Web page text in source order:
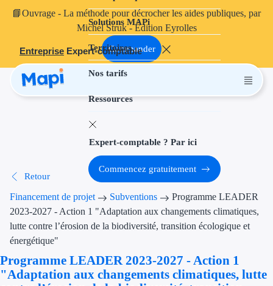
📘Ouvrage - La méthode pour décrocher les aides publiques, par
Michel Struk - Édition Eyrolles
Commander
Entreprise Expert-comptable
Solutions MAPi
Territoires
Nos tarifs
Ressources
Projets finançables
Aides à
Aides
Thématiques
Financement
Transition
Transition
Expert-comptable ? Par ici
Commencez gratuitement
Retour
Financement de projet Subventions
Programme LEADER
2023-2027 - Action 1 "Adaptation aux changements climatiques,
lutte contre l’érosion de la biodiversité, transition écologique et
énergétique"
Programme LEADER 2023-2027 - Action 1
"Adaptation aux changements climatiques, lutte